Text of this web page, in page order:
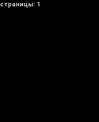
cтраницы: 1